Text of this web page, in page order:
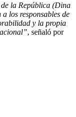
la República (Dina
los responsables de
y la propia
, señaló por